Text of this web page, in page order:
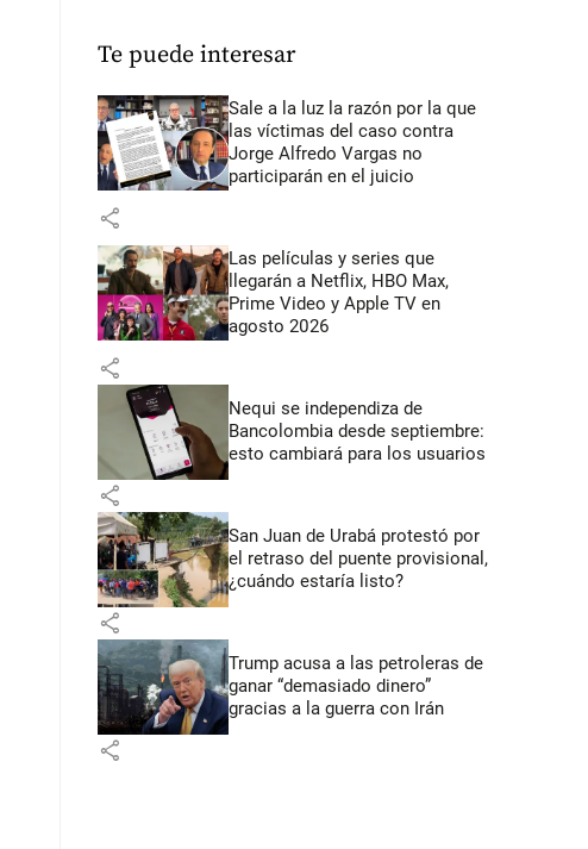
Te puede interesar
Sale a la luz la razón por la que
las víctimas del caso contra
Jorge Alfredo Vargas no
participarán en el juicio
share
Las películas y series que
llegarán a Netflix, HBO Max,
Prime Video y Apple TV en
agosto 2026
share
Nequi se independiza de
Bancolombia desde septiembre:
esto cambiará para los usuarios
share
San Juan de Urabá protestó por
el retraso del puente provisional,
¿cuándo estaría listo?
share
Trump acusa a las petroleras de
ganar “demasiado dinero”
gracias a la guerra con Irán
share